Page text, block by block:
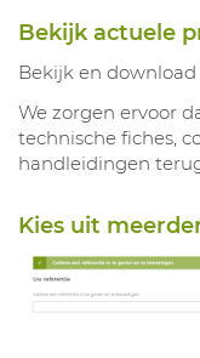
Bekijk actuele
Bekijk en
We zorgen ervoor
technische fiches,
handleidingen
Kies uit